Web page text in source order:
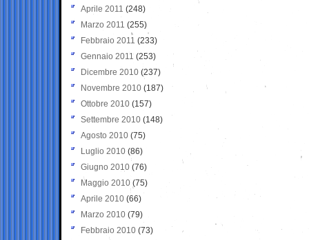
Aprile 2011 (248)
Marzo 2011 (255)
Febbraio 2011 (233)
Gennaio 2011 (253)
Dicembre 2010 (237)
Novembre 2010 (187)
Ottobre 2010 (157)
Settembre 2010 (148)
Agosto 2010 (75)
Luglio 2010 (86)
Giugno 2010 (76)
Maggio 2010 (75)
Aprile 2010 (66)
Marzo 2010 (79)
Febbraio 2010 (73)